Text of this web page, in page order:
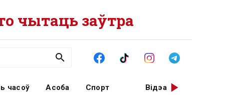
чытаць заўтра
часоў Асоба Спорт Відэа